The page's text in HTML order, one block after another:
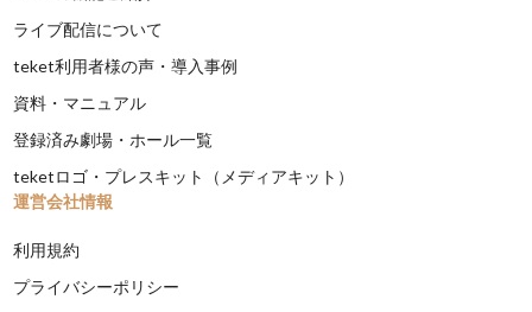
ライブ配信について
teket利用者様の声・導入事例
資料・マニュアル
登録済み劇場・ホール一覧
teketロゴ・プレスキット（メディアキット）
運営会社情報
利用規約
プライバシーポリシー